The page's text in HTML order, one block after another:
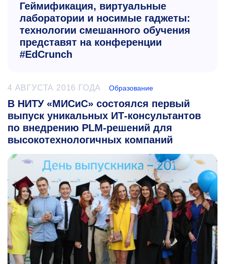
Геймификация, виртуальные
лаборатории и носимые гаджеты:
технологии смешанного обучения
представят на конференции
#EdCrunch
4 АВГУСТА 2016 ГОДА Образование
В НИТУ «МИСиС» состоялся первый
выпуск уникальных ИТ-консультантов
по внедрению PLM-решений для
высокотехнологичных компаний